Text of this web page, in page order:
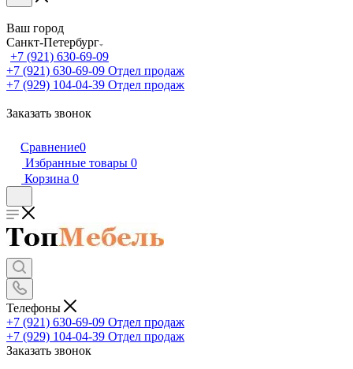
Ваш город
Санкт-Петербург
+7 (921) 630-69-09
+7 (921) 630-69-09 Отдел продаж
+7 (929) 104-04-39 Отдел продаж
Заказать звонок
Сравнение0
Избранные товары 0
Корзина 0
Телефоны
+7 (921) 630-69-09 Отдел продаж
+7 (929) 104-04-39 Отдел продаж
Заказать звонок